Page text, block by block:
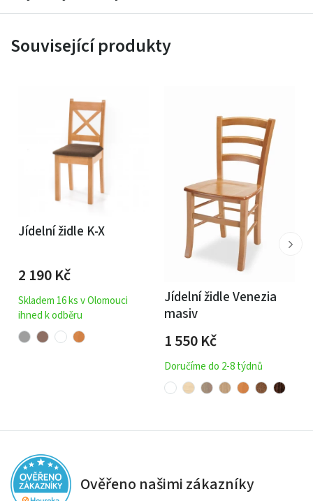
Související produkty
Jídelní židle K-X
2 190Kč
Skladem 16 ks v Olomouci
ihned k odběru
Jídelní židle Venezia
masiv
1 550Kč
Doručíme do 2-8 týdnů
Ověřeno našimi zákazníky